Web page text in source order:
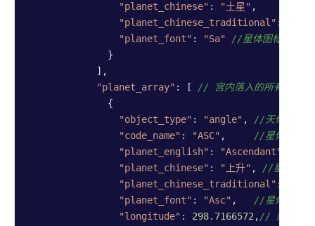
"planet_chinese" : "土星" ,
"planet_chinese_traditional" :
"planet_font" : "Sa"
//星体图标映射
              }
            ],
"planet_array" : [ // 宫内落入的所有星体列
              {
"object_type" : "angle" , //天体类型
"code_name" : "ASC" , //星体的唯
"planet_english" : "Ascendant"
"planet_chinese" : "上升" , //星体中文
"planet_chinese_traditional" :
"planet_font" : "Asc" , //星体图标
"longitude" : 298.7166572,// 绝对经度